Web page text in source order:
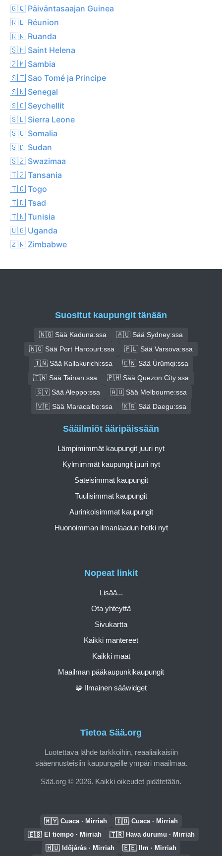
🇬🇶 Päiväntasaajan Guinea
🇷🇪 Réunion
🇷🇼 Ruanda
🇸🇭 Saint Helena
🇿🇲 Sambia
🇸🇹 Sao Tomé ja Principe
🇸🇳 Senegal
🇸🇨 Seychellit
🇸🇱 Sierra Leone
🇸🇴 Somalia
🇸🇩 Sudan
🇸🇿 Swazimaa
🇹🇿 Tansania
🇹🇬 Togo
🇹🇩 Tsad
🇹🇳 Tunisia
🇺🇬 Uganda
🇿🇼 Zimbabwe
Suositut kaupungit tänään
🇳🇬 Sää Kaduna:ssa
🇦🇺 Sää Sydney:ssa
🇳🇬 Sää Port Harcourt:ssa
🇵🇱 Sää Varsova:ssa
🇮🇳 Sää Kallakurichi:ssa
🇨🇳 Sää Ürümqi:ssa
🇹🇼 Sää Tainan:ssa
🇵🇭 Sää Quezon City:ssa
🇸🇾 Sää Aleppo:ssa
🇦🇺 Sää Melbourne:ssa
🇻🇪 Sää Maracaibo:ssa
🇰🇷 Sää Daegu:ssa
Tietoa Sää.org
Luotettava lähde tarkkoihin, reaaliaikaisiin
sääennusteisiin kaupungeille ympäri maailmaa.
Sää.org © 2026. Kaikki oikeudet pidätetään.
Nopeat linkit
Lisää...
Ota yhteyttä
Sivukartta
Kaikki mantereet
Kaikki maat
Maailman pääkaupunkikaupungit
🧩 Ilmainen sääwidget
Sääilmiöt ääripäissään
Lämpimimmät kaupungit juuri nyt
Kylmimmät kaupungit juuri nyt
Sateisimmat kaupungit
Tuulisimmat kaupungit
Aurinkoisimmat kaupungit
Huonoimman ilmanlaadun hetki nyt
🇲🇾 Cuaca · Mirriah 🇮🇩 Cuaca · Mirriah
🇪🇸 El tiempo · Mirriah 🇹🇷 Hava durumu · Mirriah
🇭🇺 Időjárás · Mirriah 🇪🇪 Ilm · Mirriah